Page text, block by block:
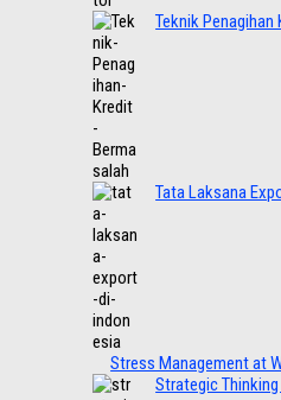
Teknik Penagihan
Tata Laksana
Stress Management at
Strategic